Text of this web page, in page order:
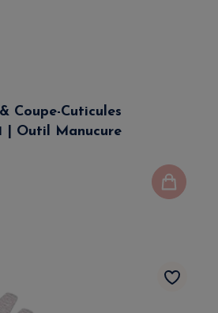
Coupe-Cuticules
| Outil Manucure